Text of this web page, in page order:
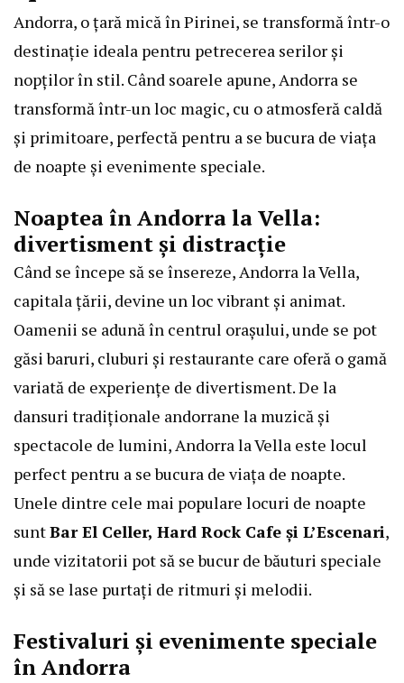
Andorra, o țară mică în Pirinei, se transformă într-o
destinație ideala pentru petrecerea serilor și
nopților în stil. Când soarele apune, Andorra se
transformă într-un loc magic, cu o atmosferă caldă
și primitoare, perfectă pentru a se bucura de viața
de noapte și evenimente speciale.
Noaptea în Andorra la Vella:
divertisment și distracție
Când se începe să se însereze, Andorra la Vella,
capitala țării, devine un loc vibrant și animat.
Oamenii se adună în centrul orașului, unde se pot
găsi baruri, cluburi și restaurante care oferă o gamă
variată de experiențe de divertisment. De la
dansuri tradiționale andorrane la muzică și
spectacole de lumini, Andorra la Vella este locul
perfect pentru a se bucura de viața de noapte.
Unele dintre cele mai populare locuri de noapte
suntBar El Celler, Hard Rock Cafe și L’Escenari,
unde vizitatorii pot să se bucur de băuturi speciale
și să se lase purtați de ritmuri și melodii.
Festivaluri și evenimente speciale
în Andorra